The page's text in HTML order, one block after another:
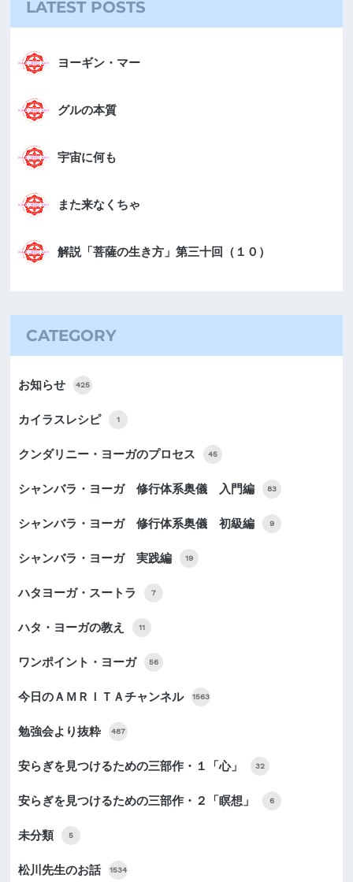
LATEST POSTS
ヨーギン・マー
グルの本質
宇宙に何も
また来なくちゃ
解説「菩薩の生き方」第三十回（１０）
CATEGORY
お知らせ 425
カイラスレシピ 1
クンダリニー・ヨーガのプロセス 45
シャンバラ・ヨーガ 修行体系奥儀 入門編 83
シャンバラ・ヨーガ 修行体系奥儀 初級編 9
シャンバラ・ヨーガ 実践編 19
ハタヨーガ・スートラ 7
ハタ・ヨーガの教え 11
ワンポイント・ヨーガ 56
今日のＡＭＲＩＴＡチャンネル 1563
勉強会より抜粋 487
安らぎを見つけるための三部作・１「心」 32
安らぎを見つけるための三部作・２「瞑想」 6
未分類 5
松川先生のお話 1534